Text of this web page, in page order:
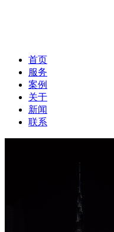
首页
服务
案例
关于
新闻
联系